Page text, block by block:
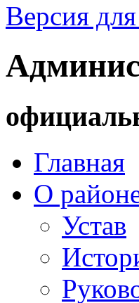
Версия
Главная
О
Устав